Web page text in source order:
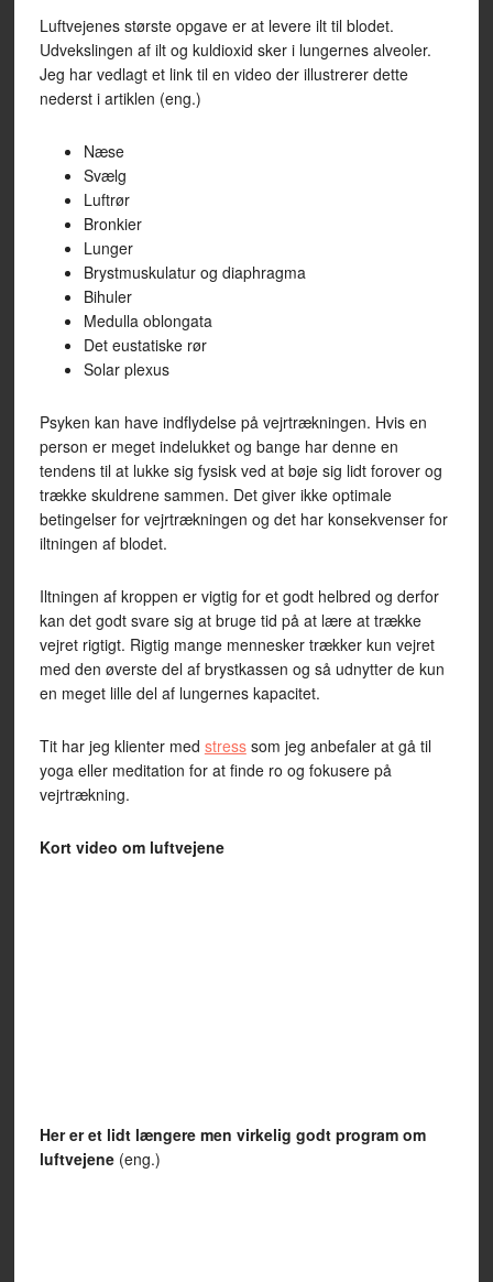
Luftvejenes største opgave er at levere ilt til blodet.
Udvekslingen af ilt og kuldioxid sker i lungernes alveoler.
Jeg har vedlagt et link til en video der illustrerer dette
nederst i artiklen (eng.)
Næse
Svælg
Luftrør
Bronkier
Lunger
Brystmuskulatur og diaphragma
Bihuler
Medulla oblongata
Det eustatiske rør
Solar plexus
Psyken kan have indflydelse på vejrtrækningen. Hvis en
person er meget indelukket og bange har denne en
tendens til at lukke sig fysisk ved at bøje sig lidt forover og
trække skuldrene sammen. Det giver ikke optimale
betingelser for vejrtrækningen og det har konsekvenser for
iltningen af blodet.
Iltningen af kroppen er vigtig for et godt helbred og derfor
kan det godt svare sig at bruge tid på at lære at trække
vejret rigtigt. Rigtig mange mennesker trækker kun vejret
med den øverste del af brystkassen og så udnytter de kun
en meget lille del af lungernes kapacitet.
Tit har jeg klienter med stresssom jeg anbefaler at gå til
yoga eller meditation for at finde ro og fokusere på
vejrtrækning.
Kort video om luftvejene
Her er et lidt længere men virkelig godt program om
luftvejene(eng.)